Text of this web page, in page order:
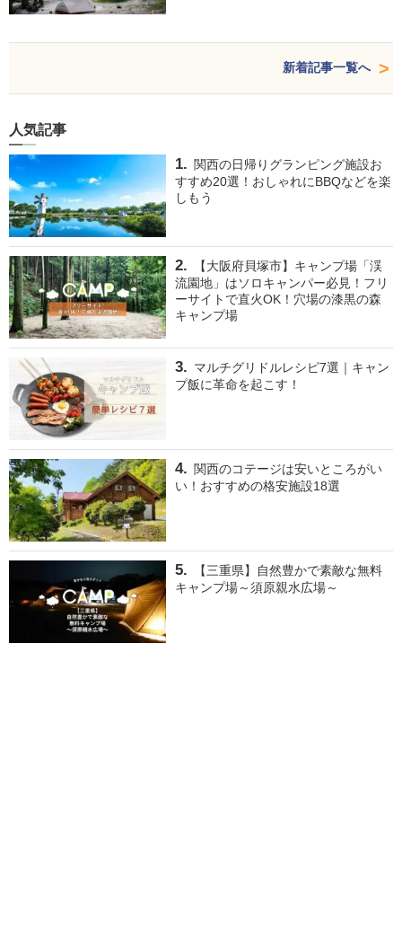
新着記事一覧へ
人気記事
関西の日帰りグランピング施設お
すすめ20選！おしゃれにBBQなどを楽
しもう
【大阪府貝塚市】キャンプ場「渓
流園地」はソロキャンパー必見！フリ
ーサイトで直火OK！穴場の漆黒の森
キャンプ場
マルチグリドルレシピ7選｜キャン
プ飯に革命を起こす！
関西のコテージは安いところがい
い！おすすめの格安施設18選
【三重県】自然豊かで素敵な無料
キャンプ場～須原親水広場～